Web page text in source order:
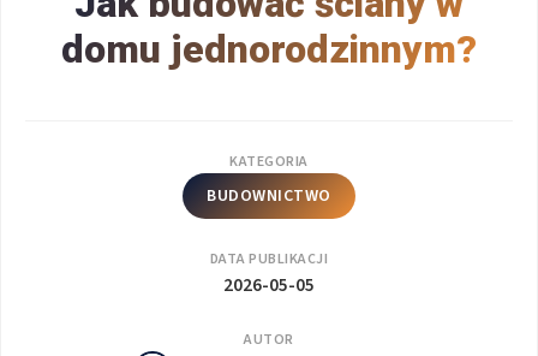
domu jednorodzinnym?
KATEGORIA
BUDOWNICTWO
DATA PUBLIKACJI
2026-05-05
AUTOR